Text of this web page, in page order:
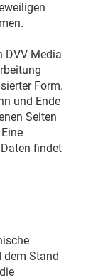
DVV Media
Form.
und Ende
Seiten
findet
Stand